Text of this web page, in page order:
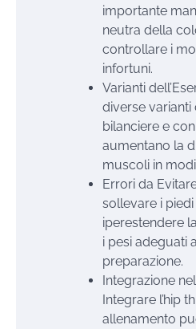
importante
neutra della
controllare i
infortuni.
Varianti
diverse varianti
bilanciere e
aumentano la
muscoli in
Errori da
sollevare i
iperestendere la
i pesi adeguati
preparazione.
Integrazione
Integrare l’hip
allenamento